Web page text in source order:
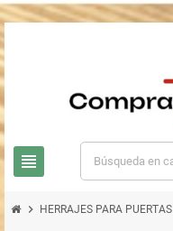
view_headline
chevron_right HERRAJES PARA PUERTAS